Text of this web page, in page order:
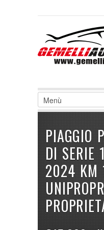
LOGIN
Username :
Ricordami
Registrati| Non
PIAGGIO
DI SERIE
2024 KM